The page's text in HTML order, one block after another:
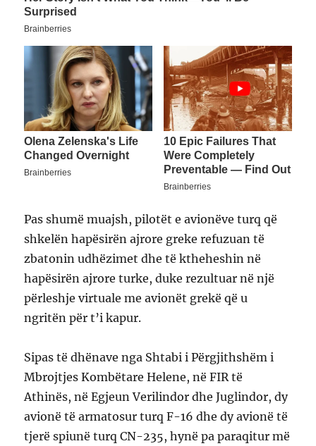
Pas shumë muajsh, pilotët e avionëve turq që
shkelën hapësirën ajrore greke refuzuan të
zbatonin udhëzimet dhe të ktheheshin në
hapësirën ajrore turke, duke rezultuar në një
përleshje virtuale me avionët grekë që u
ngritën për t’i kapur.
Sipas të dhënave nga Shtabi i Përgjithshëm i
Mbrojtjes Kombëtare Helene, në FIR të
Athinës, në Egjeun Verilindor dhe Juglindor, dy
avionë të armatosur turq F-16 dhe dy avionë të
tjerë spiunë turq CN-235, hynë pa paraqitur më